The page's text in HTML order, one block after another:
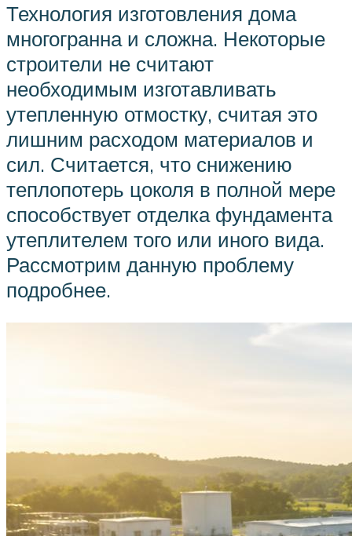
Технология изготовления дома
многогранна и сложна. Некоторые
строители не считают
необходимым изготавливать
утепленную отмостку, считая это
лишним расходом материалов и
сил. Считается, что снижению
теплопотерь цоколя в полной мере
способствует отделка фундамента
утеплителем того или иного вида.
Рассмотрим данную проблему
подробнее.